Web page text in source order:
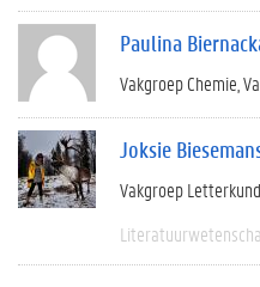
Paulina
Vakgroep Chemie
Joksie
Vakgroep